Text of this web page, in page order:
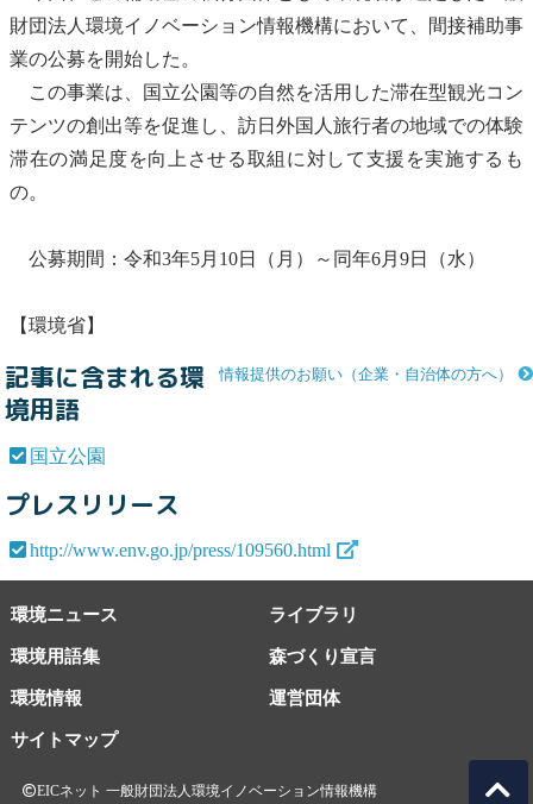
財団法人環境イノベーション情報機構において、間接補助事
業の公募を開始した。
この事業は、
国立公園等の自然を活用した滞在型観光コン
テンツの創出等を促進し、訪日外国人旅行者の地域での体験
滞在の満足度を向上させる取組に対して支援を実施するも
の。
公募期間：令和3年5月10日（月）～同年6月9日（水）
【環境省】
情報提供のお願い（企業・自治体の方へ）
記事に含まれる環
境用語
国立公園
プレスリリース
http://www.env.go.jp/press/109560.html
環境ニュース ライブラリ
環境用語集 森づくり宣言
環境情報
サイトマップ
運営団体
EICネット 一般財団法人環境イノベーション情報機構